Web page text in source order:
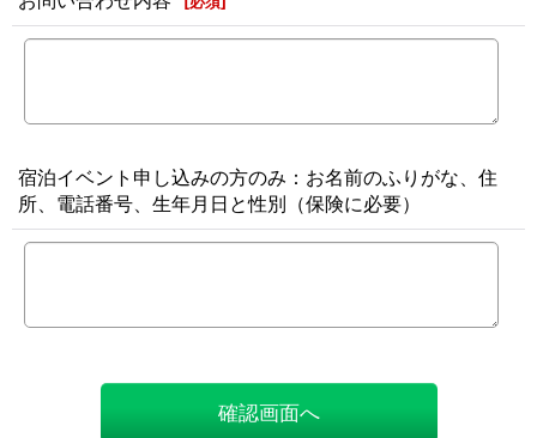
宿泊イベント申し込みの方のみ：お名前のふりがな、住
所、電話番号、生年月日と性別（保険に必要）
確認画面へ